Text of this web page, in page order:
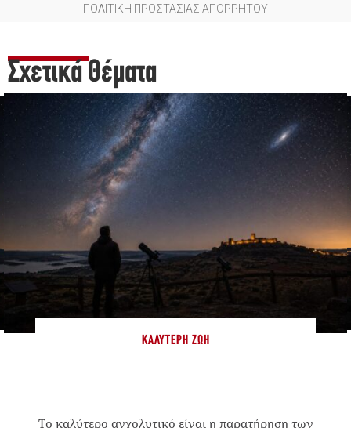
ΠΟΛΙΤΙΚΗ ΠΡΟΣΤΑΣΙΑΣ ΑΠΟΡΡΗΤΟΥ
Σχετικά Θέματα
ΚΑΛΎΤΕΡΗ ΖΩΉ
Το καλύτερο αγχολυτικό είναι η παρατήρηση των